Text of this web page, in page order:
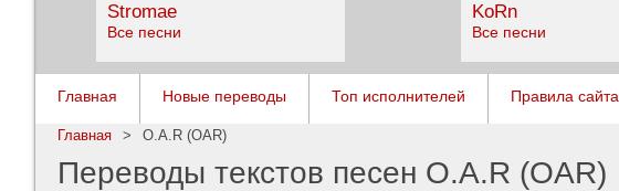
Stromae
Все песни
KoRn
Все песни
Главная Новые переводы Топ исполнителей Правила сайта
Главная > O.A.R (OAR)
Переводы текстов песен O.A.R (OAR)